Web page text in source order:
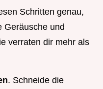
Schritten genau,
Geräusche und
verraten dir mehr als
. Schneide die